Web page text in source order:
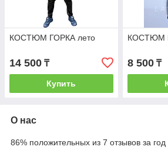
КОСТЮМ ГОРКА лето
14 500 ₸
Купить
КОСТЮМ
8 500₸
О нас
86% положительных из 7 отзывов за год